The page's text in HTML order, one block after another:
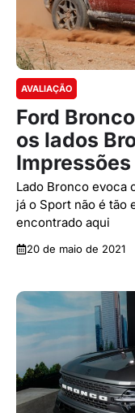
AVALIAÇÃO
Ford
os lados
Impressões
Lado Bronco evoca
já o Sport não é tão
encontrado aqui
20 de maio de 2021